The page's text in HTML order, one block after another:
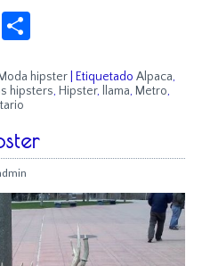
WhatsApp
hipster |Etiquetado Alpaca,
hipsters, Hipster, llama, Metro,